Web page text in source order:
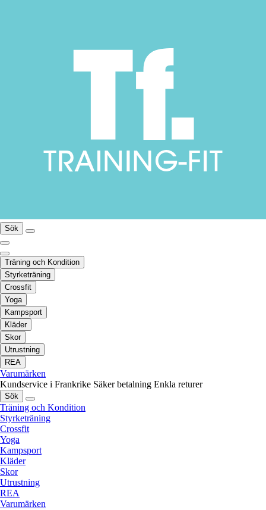
Sök
Träning och Kondition
Styrketräning
Crossfit
Yoga
Kampsport
Kläder
Skor
Utrustning
REA
Varumärken
Kundservice i Frankrike Säker betalning Enkla returer
Sök
Träning och Kondition
Styrketräning
Crossfit
Yoga
Kampsport
Kläder
Skor
Utrustning
REA
Varumärken